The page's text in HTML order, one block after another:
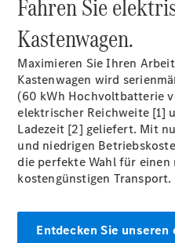
Mercedes-
Benz Store
eCitan
eCitan
Kastenwagen
Elektrisch
Konfigurator
Mercedes-
Fahren Sie
Kastenwagen.
Maximieren Sie Ihren
Kastenwagen wird
(60 kWh Hochvoltbatterie
elektrischer Reichweite [1]
Ladezeit [2] geliefert. Mit
und niedrigen
die perfekte Wahl für einen
kostengünstigen Transport.
Entdecken Sie unseren